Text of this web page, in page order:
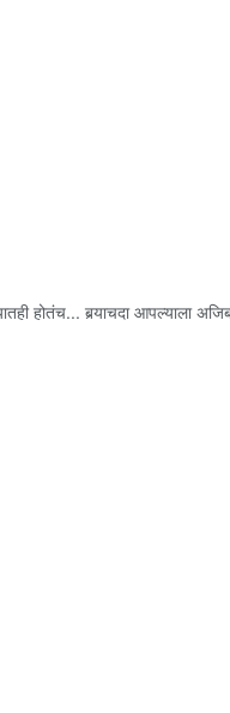
होतंच... बर्‍याचदा आपल्याला